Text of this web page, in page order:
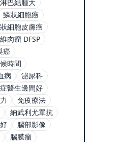
淋巴結腫大
鱗狀細胞癌
細胞皮膚癌
肉瘤 DFSP
癌
時間
病
泌尿科
醫生邊間好
免疫療法
納武利尤單抗
腦部影像
腦膜瘤